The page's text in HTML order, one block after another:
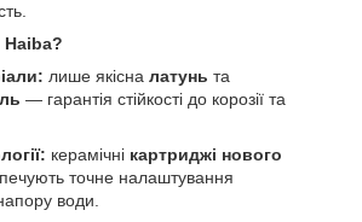
лише якісна латунь та
— гарантія стійкості до корозії та
керамічні картриджі нового
точне налаштування
води.